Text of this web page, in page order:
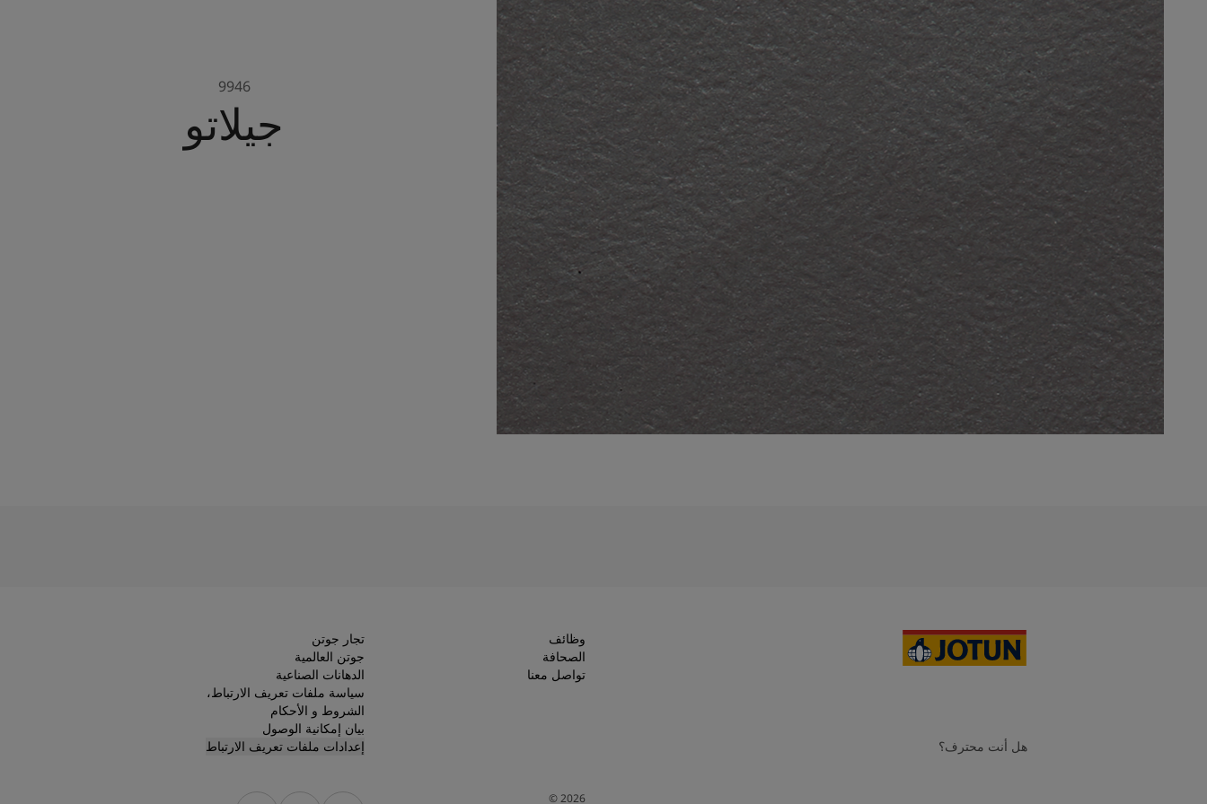
أحجز خدمات الدهان
Contact Us
البحث عن موزع جوتن
مستندات المنتجات
مساحات تنبض بالحياة - أحدث مجموعة ألوان جوتن
الدهانات الصناعية
جيلاتو
9946
هل أنت محترف؟
وظائف
الصحافة
تواصل معنا
تجار جوتن
جوتن العالمية
الدهانات الصناعية
سياسة ملفات تعريف الارتباط،
الشروط و الأحكام
بيان إمكانية الوصول
إعدادات ملفات تعريف الارتباط
2026
©